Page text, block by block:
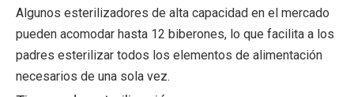
Algunos esterilizadores de alta capacidad en el mercado
pueden acomodar hasta 12 biberones, lo que facilita a los
padres esterilizar todos los elementos de alimentación
necesarios de una sola vez.